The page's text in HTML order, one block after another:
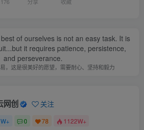
176 分享 收藏
of ourselves is not an easy task. It is
it requires patience, persistence,
and perseverance.
，这是很美好的愿望，需要耐心、坚持和毅力
网创 关注
0 78 1122W+